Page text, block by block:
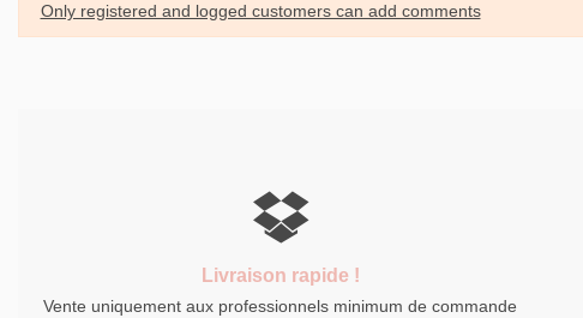
Only registered and logged customers can add comments
Livraison rapide !
Vente uniquement aux professionnels minimum de commande